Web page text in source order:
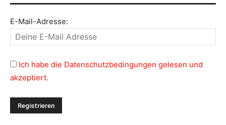
E-Mail-Adresse:
Ich habe die Datenschutzbedingungen gelesen und
akzeptiert.